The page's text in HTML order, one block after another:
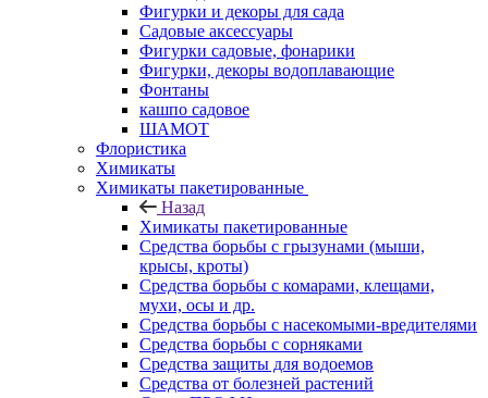
Фигурки и декоры для сада
Садовые аксессуары
Фигурки садовые, фонарики
Фигурки, декоры водоплавающие
Фонтаны
кашпо садовое
ШАМОТ
Флористика
Химикаты
Химикаты пакетированные
Назад
Химикаты пакетированные
Средства борьбы с грызунами (мыши,
крысы, кроты)
Средства борьбы с комарами, клещами,
мухи, осы и др.
Средства борьбы с насекомыми-вредителями
Средства борьбы с сорняками
Средства защиты для водоемов
Средства от болезней растений